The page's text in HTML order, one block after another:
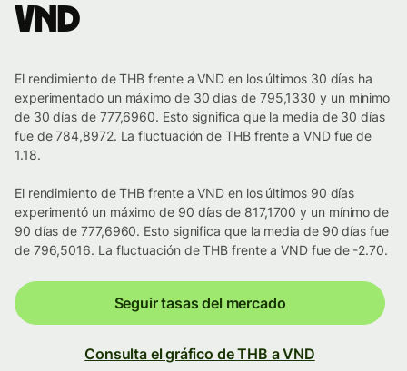
VND
El rendimiento de THB frente a VND en los últimos 30 días ha
experimentado un máximo de 30 días de 795,1330 y un mínimo
de 30 días de 777,6960. Esto significa que la media de 30 días
fue de 784,8972. La fluctuación de THB frente a VND fue de
1.18.
El rendimiento de THB frente a VND en los últimos 90 días
experimentó un máximo de 90 días de 817,1700 y un mínimo de
90 días de 777,6960. Esto significa que la media de 90 días fue
de 796,5016. La fluctuación de THB frente a VND fue de -2.70.
Seguir tasas del mercado
Consulta el gráfico de THB a VND